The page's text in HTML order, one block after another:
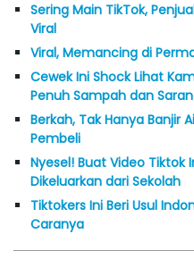
Sering Main TikTok,
Viral
Viral, Memancing di
Cewek Ini Shock Lihat
Penuh Sampah dan
Berkah, Tak Hanya Banjir
Pembeli
Nyesel! Buat Video Tiktok
Dikeluarkan dari Sekolah
Tiktokers Ini Beri Usul
Caranya